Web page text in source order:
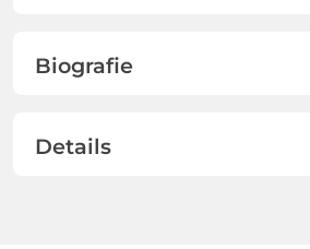
Biografie
Details